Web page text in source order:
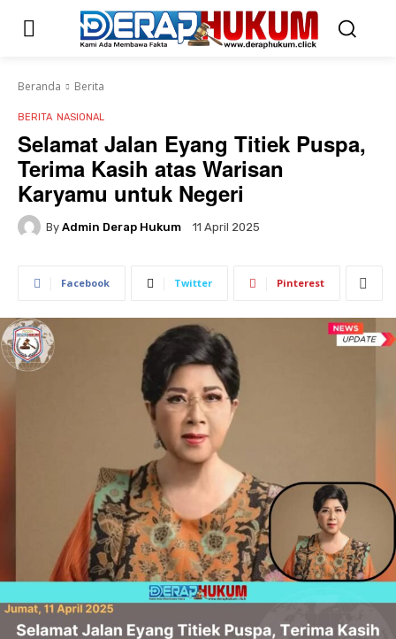
Beranda Berita
BERITA NASIONAL
Selamat Jalan Eyang Titiek Puspa,
Terima Kasih atas Warisan
Karyamu untuk Negeri
By Admin Derap Hukum 11 April 2025
Facebook Twitter Pinterest